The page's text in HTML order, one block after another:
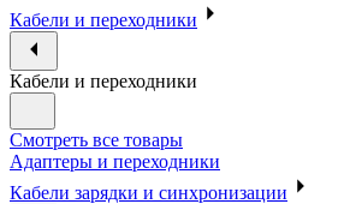
Кабели и переходники
Кабели и переходники
Смотреть все товары
Адаптеры и переходники
Кабели зарядки и синхронизации